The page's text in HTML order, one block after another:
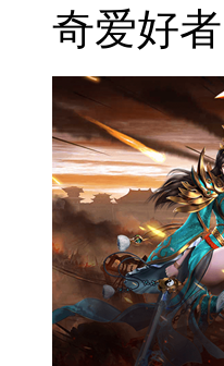
奇爱好者